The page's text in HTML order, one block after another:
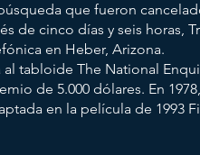
que fueron
de cinco días y seis horas,
en Heber, Arizona.
al tabloide The National
de 5.000 dólares. En
en la película de 1993